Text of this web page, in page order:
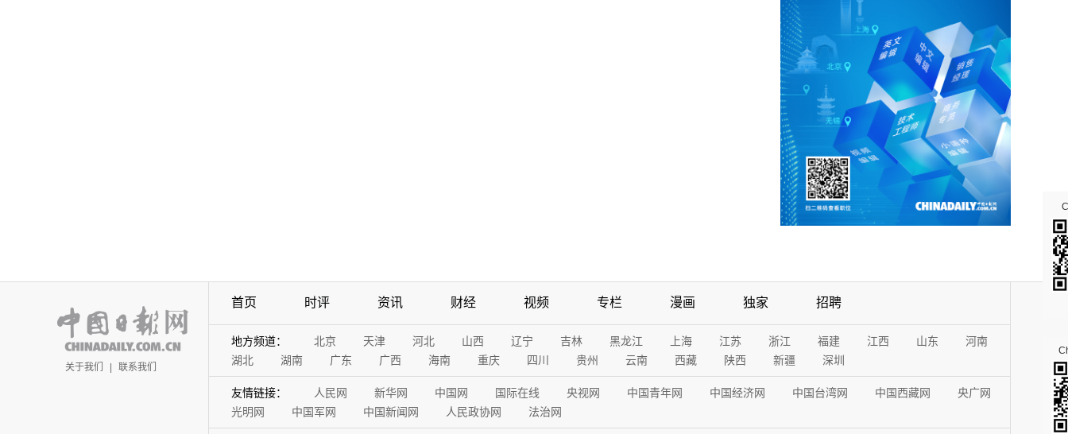
关于我们 | 联系我们
首页 时评 资讯 财经 视频 专栏 漫画 独家 招聘
地方频道： 北京 天津 河北 山西 辽宁 吉林 黑龙江 上海 江苏 浙江 福建 江西 山东
河南
湖北
湖南 广东 广西 海南 重庆 四川 贵州 云南 西藏 陕西 新疆 深圳
友情链接： 人民网 新华网 中国网 国际在线 央视网 中国青年网 中国经济网 中国台湾网 中国西藏网
央广网
光明网
中国军网 中国新闻网 人民政协网 法治网